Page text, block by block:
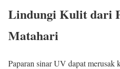
Lindungi Kulit dari
Matahari
Paparan sinar UV dapat merusak